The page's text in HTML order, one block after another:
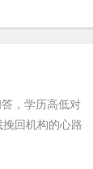
，学历高低对
回机构的心路